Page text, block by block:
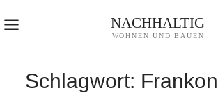
NACHHALTIG
WOHNEN UND BAUEN
Schlagwort: